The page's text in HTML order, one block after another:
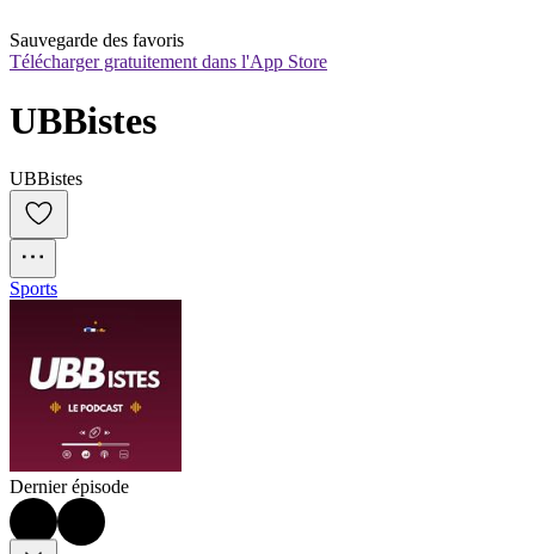
Sauvegarde des favoris
Télécharger gratuitement dans l'App Store
UBBistes
UBBistes
Sports
Dernier épisode